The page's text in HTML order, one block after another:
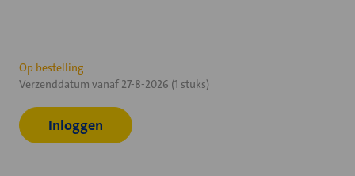
Huidige
voorraad:
Op bestelling
Verzenddatum vanaf 27-8-2026 (1 stuks)
Inloggen